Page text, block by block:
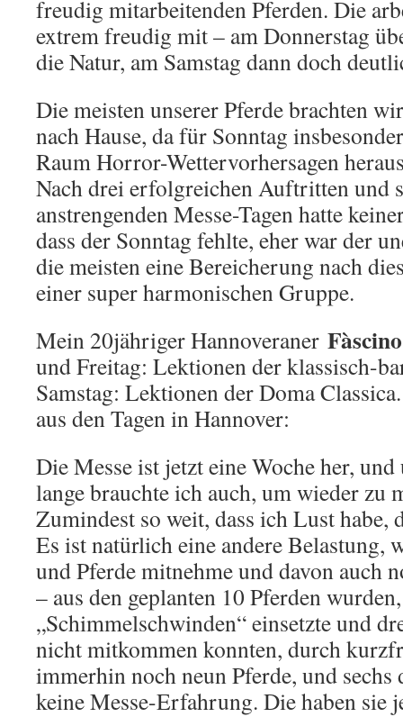
freudig mitarbeitenden Pferden. Die
extrem freudig mit – am Donnerstag
die Natur, am Samstag dann doch
Die meisten unserer Pferde brachten
nach Hause, da für Sonntag
Raum Horror-Wettervorhersagen
Nach drei erfolgreichen Auftritten und
anstrengenden Messe-Tagen hatte
dass der Sonntag fehlte, eher war der
die meisten eine Bereicherung nach
einer super harmonischen Gruppe.
Mein 20jähriger Hannoveraner Fàscino
und Freitag: Lektionen der klassisch-
Samstag: Lektionen der Doma
aus den Tagen in Hannover:
Die Messe ist jetzt eine Woche her, und
lange brauchte ich auch, um wieder zu
Zumindest so weit, dass ich Lust habe,
Es ist natürlich eine andere Belastung,
und Pferde mitnehme und davon auch
– aus den geplanten 10 Pferden
„Schimmelschwinden“ einsetzte und
nicht mitkommen konnten, durch
immerhin noch neun Pferde, und sechs
keine Messe-Erfahrung. Die haben sie